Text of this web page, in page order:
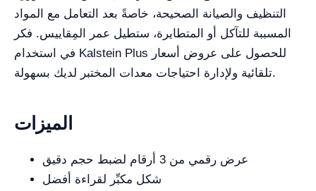
التنظيف والصيانة الصحيحة، خاصةً بعد التعامل مع المواد
المسببة للتآكل أو المتطايرة، ستطيل عمر المِقاييس. فكر
في استخدام Kalstein Plus للحصول على عروض أسعار
تلقائية ولإدارة احتياجات معدات المختبر لديك بسهولة.
الميزات
عرض رقمي من 3 أرقام لضبط حجم دقيق
شكل مكبِّر لقراءة أفضل